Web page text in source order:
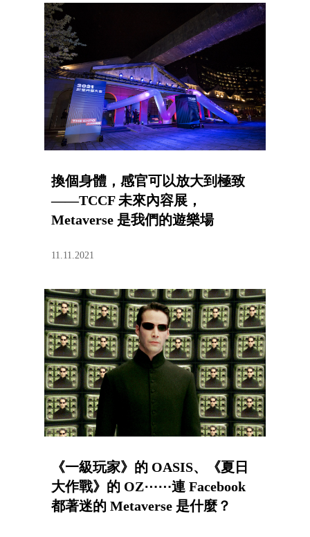
換個身體，感官可以放大到極致
——TCCF 未來內容展，
Metaverse 是我們的遊樂場
11.11.2021
《一級玩家》的 OASIS、《夏日
大作戰》的 OZ⋯⋯連 Facebook
都著迷的 Metaverse 是什麼？